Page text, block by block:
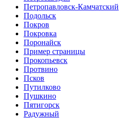
Петропавловск-Камчатский
Подольск
Покров
Покровка
Поронайск
Пример страницы
Прокопьевск
Протвино
Псков
Путилково
Пушкино
Пятигорск
Радужный